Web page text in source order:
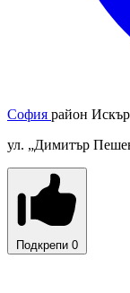
София район Искър
ул. „Димитър
Подкрепи 0